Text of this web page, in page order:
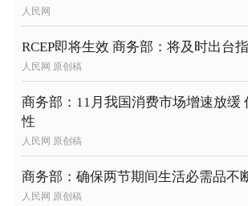
人民网
RCEP即将生效 商务部：将及时出台
人民网 原创稿
商务部：11月我国消费市场增速放缓
性
人民网 原创稿
商务部：确保两节期间生活必需品不
人民网 原创稿